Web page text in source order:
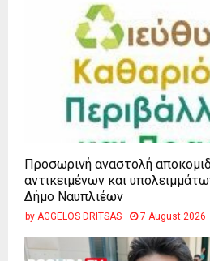
Προσωρινή αναστολή
αντικειμένων και
Δήμο Ναυπλιέων
by AGGELOS DRITSAS 7 August 2026